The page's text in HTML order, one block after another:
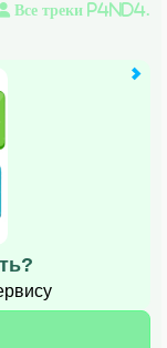
Все треки P4Nd4.